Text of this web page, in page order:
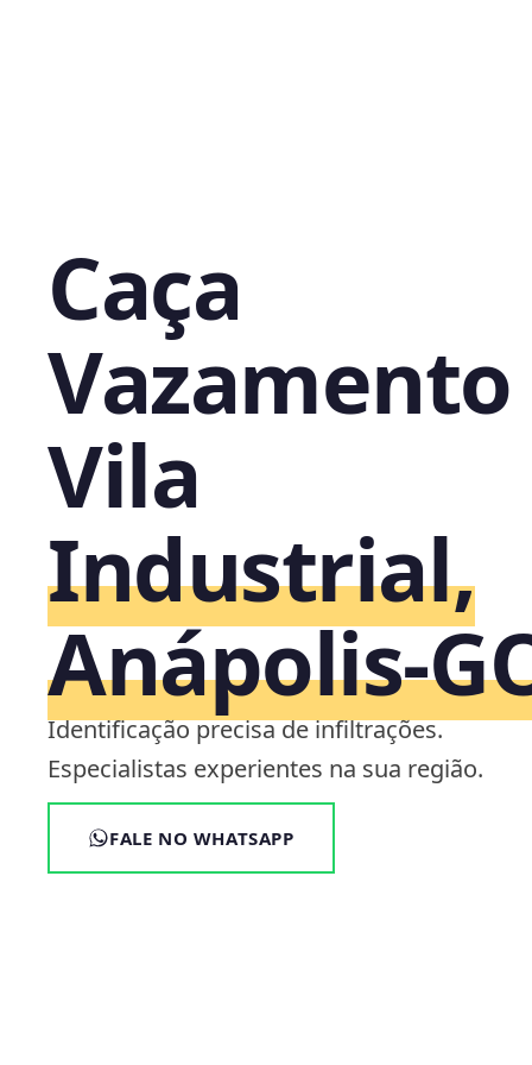
Caça
Vila
Industrial,
Identificação precisa de infiltrações.
Especialistas experientes na sua região.
FALE NO WHATSAPP